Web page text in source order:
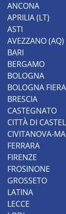
ANCONA
APRILIA (LT)
ASTI
AVEZZANO (AQ)
BARI
BERGAMO
BOLOGNA
BOLOGNA FIERA
BRESCIA
CASTEGNATO
CITTÀ DI
CIVITANOVA-
FERRARA
FIRENZE
FROSINONE
GROSSETO
LATINA
LECCE